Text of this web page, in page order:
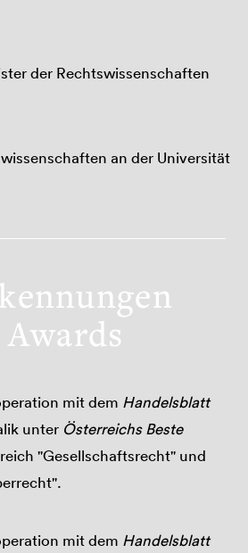
der Rechtswissenschaften
an der Universität
mit dem Handelsblatt
unter Österreichs Beste
"Gesellschaftsrecht" und
mit dem Handelsblatt